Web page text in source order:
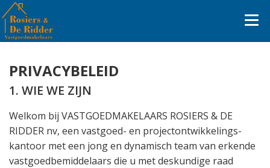
PRIVACYBELEID
1. WIE WE ZIJN
Welkom bij VASTGOEDMAKELAARS ROSIERS & DE
RIDDER nv, een vastgoed- en projectontwikkelings-
kantoor met een jong en dynamisch team van erkende
vastgoedbemiddelaars die u met deskundige raad